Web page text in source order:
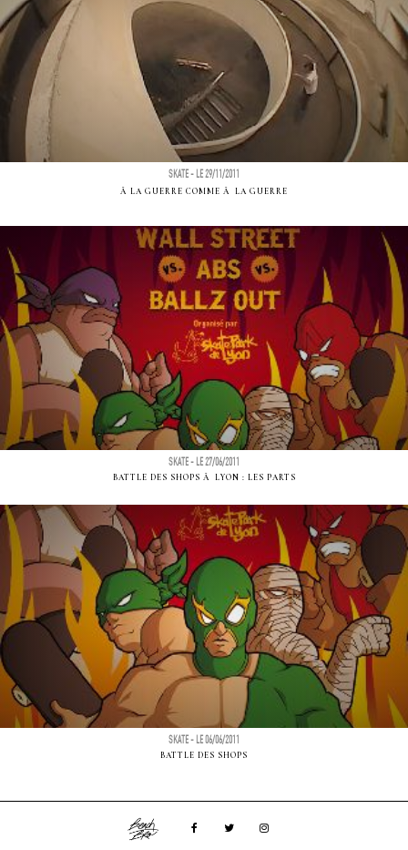
SKATE - LE 29/11/2011
Ã LA GUERRE COMME Ã LA GUERRE
SKATE - LE 27/06/2011
BATTLE DES SHOPS Ã LYON : LES PARTS
SKATE - LE 06/06/2011
BATTLE DES SHOPS